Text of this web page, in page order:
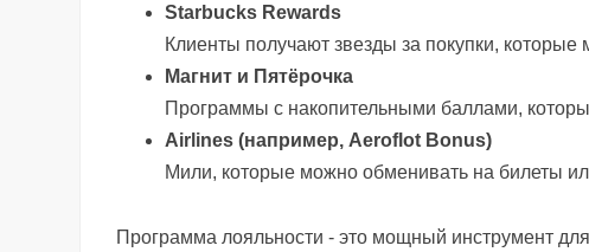
Starbucks Rewards
Клиенты получают звезды за покупки,
Магнит и Пятёрочка
Программы с накопительными баллами,
Airlines (например, Aeroflot Bonus)
Мили, которые можно обменивать на билеты
Программа лояльности - это мощный инструмент